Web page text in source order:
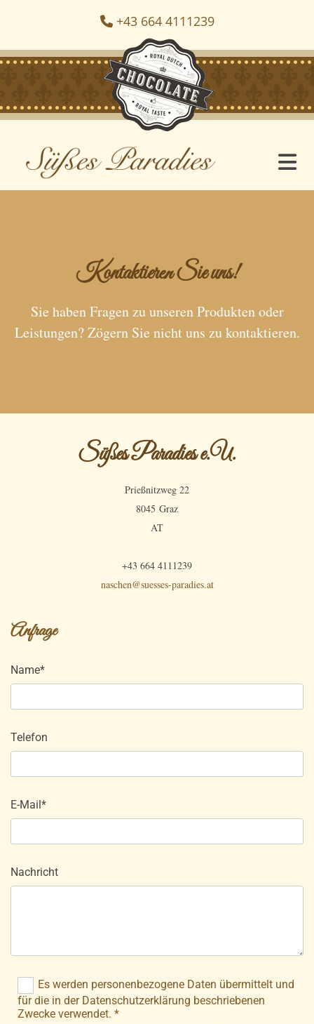
 +43 664 4111239
Kontaktieren Sie uns!
Sie haben Fragen zu unseren Produkten oder
Leistungen? Zögern Sie nicht uns zu kontaktieren.
Süßes Paradies e.U.
Prießnitzweg 22
8045 Graz
AT
+43 664 4111239
naschen@suesses-paradies.at
Anfrage
Name*
Telefon
E-Mail*
Nachricht
Es werden personenbezogene Daten übermittelt und
für die in der Datenschutzerklärung beschriebenen
Zwecke verwendet. *